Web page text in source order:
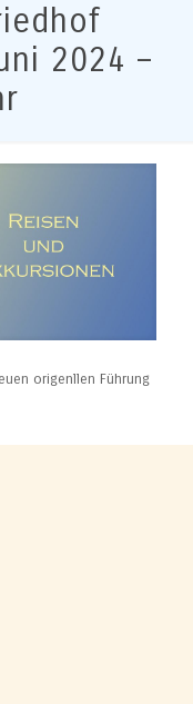
2024 –
origenllen Führung